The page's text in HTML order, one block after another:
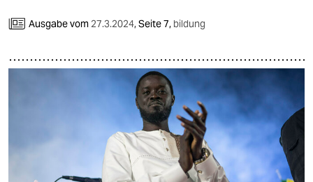
Ausgabe vom 27.3.2024,Seite 7, bildung